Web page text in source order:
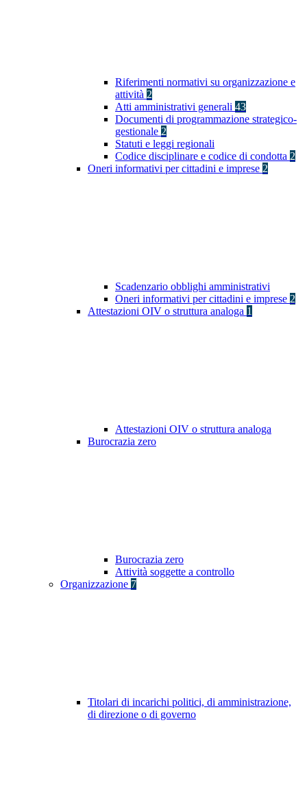
Riferimenti normativi su organizzazione e
attività 2
Atti amministrativi generali 43
Documenti di programmazione strategico-
gestionale 2
Statuti e leggi regionali
Codice disciplinare e codice di condotta 2
Oneri informativi per cittadini e imprese 2
Scadenzario obblighi amministrativi
Oneri informativi per cittadini e imprese 2
Attestazioni OIV o struttura analoga 1
Attestazioni OIV o struttura analoga
Burocrazia zero
Burocrazia zero
Attività soggette a controllo
Organizzazione 7
Titolari di incarichi politici, di amministrazione,
di direzione o di governo